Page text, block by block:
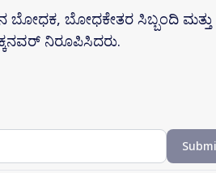
ಬೋಧಕ, ಬೋಧಕೇತರ ಸಿಬ್ಬಂದಿ ಮತ್ತು
ನಿರೂಪಿಸಿದರು.